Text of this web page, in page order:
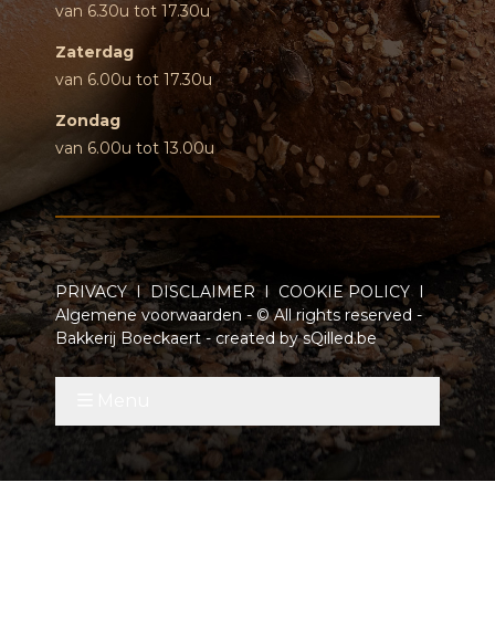
van 6.30u tot 17.30u
Zaterdag
van 6.00u tot 17.30u
Zondag
van 6.00u tot 13.00u
PRIVACYI DISCLAIMERI COOKIE POLICYI
Algemene voorwaarden - © All rights reserved -
Bakkerij Boeckaert - created bysQilled.be